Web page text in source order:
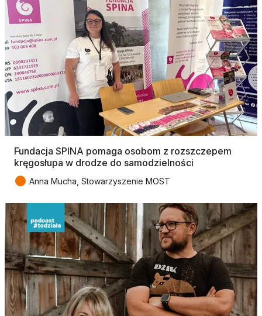
Fundacja SPINA pomaga osobom z rozszczepem
kręgosłupa w drodze do samodzielności
● Anna Mucha, Stowarzyszenie MOST